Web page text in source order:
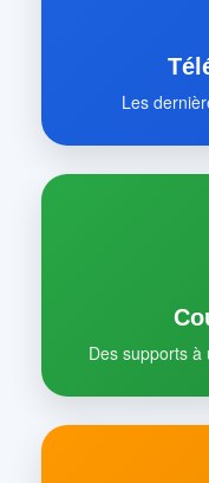
Les
Des supports à